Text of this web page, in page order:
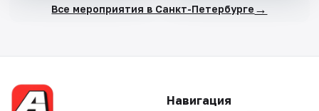
Все мероприятия в Санкт-Петербурге →
Навигация